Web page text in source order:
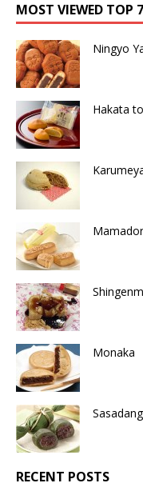
MOST VIEWED TOP 7
Ningyo
Hakata
Monaka
RECENT POSTS